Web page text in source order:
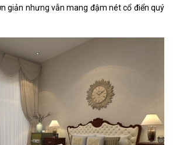
giản nhưng vẫn mang đậm nét cổ điển quý